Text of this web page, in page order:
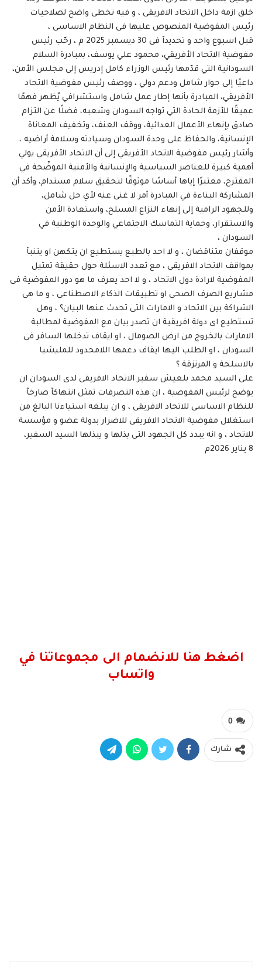
خلق ازمة داخل الاتحاد الافريقى ، و فيه تخطى واضح لصلاحيات
رئيس المفوضية المنصوص عليها فى النظام الاساسى ،
قبل اسبوع واحد و تحديدآ فى 30 ديسمبر 2025 م ، رحّب رئيس
مفوضية الاتحاد الأفريقي، محمود علي يوسف، بمبادرة السلام
السودانية التي قدّمها رئيس الوزراء كامل إدريس إلى مجلس الأمن،
داعيًا إلى حوار شامل ودعم دولي ، ووصف رئيس مفوضية الاتحاد
الأفريقي، المبادرة بأنها إطار عمل شامل واستشرافي يُظهر فهمًا
عميقًا للأزمة الحادة التي تواجه السودان وشعبه، فضلًا عن التزام
صادق بإنهاء الأعمال العدائية، ووقف العنف، وتخفيف المعاناة
الإنسانية، والحفاظ على وحدة السودان وسيادته وسلامة أراضيه ،
وأشار رئيس مفوضية الاتحاد الأفريقي إلى أن الاتحاد الأفريقي يولي
أهمية كبيرة للعناصر السياسية والإنسانية والأمنية الموضّحة في
المقترح، معتبرًا إياها أساسًا موثوقًا لتحقيق سلام مستدام، وأكد أن
المشاركة البناءة في المبادرة أمر لا غنى عنه لأي حل شامل،
وللجهود الرامية إلى إنهاء النزاع المسلح، واستعادة الأمن
والاستقرار، وحماية التماسك الاجتماعي والوحدة الوطنية في
السودان ،
موقفان متناقضان ، و لا احد بالطبع يستطيع ان يتكهن او يتنبأ
بمواقف الاتحاد الافريقى ، مع تعدد الاسئلة حول حقيقة تمثيل
المفوضية لارادة دول الاتحاد ، و لا احد يعرف ما هو دور المفوضية فى
مشاريع الصرف الصحى او تطبيقات الذكاء الاصطناعى ، و ما هى
الشراكة بين الاتحاد و الامارات التى تحدث عنها البيان؟ ، وهل
تستطيع اى دولة افريقية ان تصدر بيان مع المفوضية لمطالبة
الامارات بالخروج من ارض الصومال ، او ايقاف تدخلها السافر فى
السودان ، او الطلب اليها ايقاف دعمها اللامحدود للمليشيا
بالاسلحة و المرتزقة ؟
على السيد محمد بلعيش سفير الاتحاد الافريقى لدى السودان ان
يوضح لرئيس المفوضية ، ان هذه التصرفات تمثل انتهاكآ صارخآ
للنظام الاساسى للاتحاد الافريقى ، و ان يبلغه استياءنا البالغ من
استغلال مفوضية الاتحاد الافريقى للاضرار بدولة عضو و مؤسسة
للاتحاد ، و انه يبدد كل الجهود التى بذلها و يبذلها السيد السفير،
8 يناير 2026م
اضغط هنا للانضمام الى مجموعاتنا في
واتساب
0
شارك